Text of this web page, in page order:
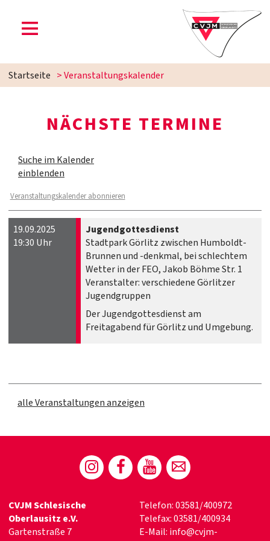
Startseite > Veranstaltungskalender
NÄCHSTE TERMINE
Suche im Kalender
einblenden
Veranstaltungskalender abonnieren
19.09.2025
19:30 Uhr
Jugendgottesdienst
Stadtpark Görlitz zwischen Humboldt-
Brunnen und -denkmal, bei schlechtem
Wetter in der FEO, Jakob Böhme Str. 1
Veranstalter: verschiedene Görlitzer
Jugendgruppen
Der Jugendgottesdienst am
Freitagabend für Görlitz und Umgebung.
alle Veranstaltungen anzeigen
CVJM Schlesische
Oberlausitz e.V.
Gartenstraße 7
Telefon: 03581/400972
Telefax: 03581/400934
E-Mail: info@cvjm-